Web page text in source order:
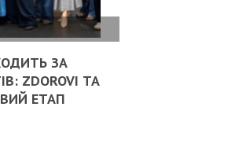
ЗА
ZDOROVI ТА
ЕТАП